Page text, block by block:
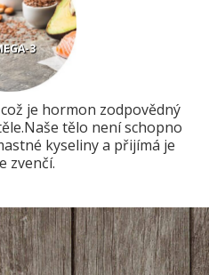
3
je hormon zodpovědný
tělo není schopno
kyseliny a přijímá je
zvenčí.